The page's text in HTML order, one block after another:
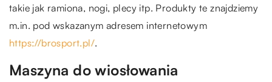
takie jak ramiona, nogi, plecy itp. Produkty te znajdziemy
m.in. pod wskazanym adresem internetowym
https://brosport.pl/.
Maszyna do wiosłowania